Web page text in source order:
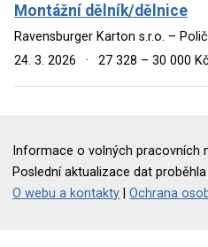
Montážní dělník/dělnice
Ravensburger Karton s.r.o. –
24. 3. 2026
· 27 328 – 30 000 Kč
Informace o volných pracovních
Poslední aktualizace dat proběhla
O webu a kontakty |Ochrana